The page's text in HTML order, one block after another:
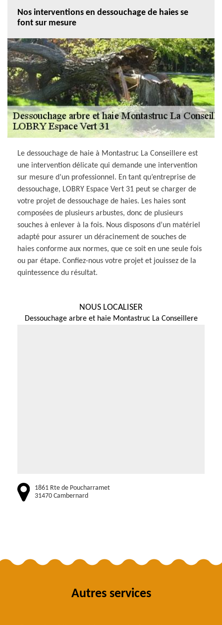
Nos interventions en dessouchage de haies se
font sur mesure
Le dessouchage de haie à Montastruc La Conseillere est
une intervention délicate qui demande une intervention
sur mesure d’un professionnel. En tant qu’entreprise de
dessouchage, LOBRY Espace Vert 31 peut se charger de
votre projet de dessouchage de haies. Les haies sont
composées de plusieurs arbustes, donc de plusieurs
souches à enlever à la fois. Nous disposons d’un matériel
adapté pour assurer un déracinement de souches de
haies conforme aux normes, que ce soit en une seule fois
ou par étape. Confiez-nous votre projet et jouissez de la
quintessence du résultat.
NOUS LOCALISER
Dessouchage arbre et haie Montastruc La Conseillere
1861 Rte de Poucharramet
31470 Cambernard
Autres services